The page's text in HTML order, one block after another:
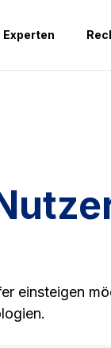
Experten
einsteigen